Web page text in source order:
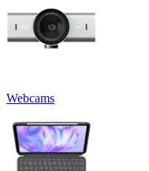
Webcams